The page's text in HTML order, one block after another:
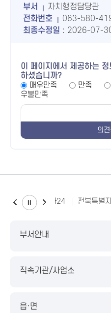
부서
자치행정담당관
전화번호
063-580-
최종수정일 : 2026-07-
이 페이지에서 제공하는
하셨습니까?
매우만족
만족
우불만족
소비자24 전북특별
부서안내
직속기관/사업소
읍·면